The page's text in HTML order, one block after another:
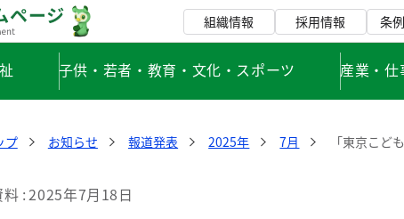
組織情報 採用情報 条
子供・若者・教育・文化・スポーツ 産業・
プ お知らせ 報道発表 2025年 7月 「東京こど
料 2025年7月18日